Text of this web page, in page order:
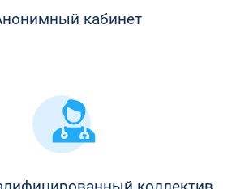
кабинет